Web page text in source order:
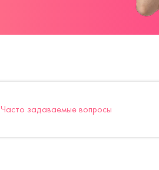
Часто задаваемые вопросы